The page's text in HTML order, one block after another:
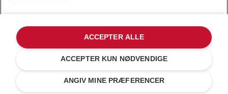
KitchenAid og køkkenmaskinens design er varemærker i
USA og andre lande.
Administrer mine cookies Privatlivserklæring
ANGIV MINE PRÆFERENCER
ACCEPTER KUN NØDVENDIGE
ACCEPTER ALLE